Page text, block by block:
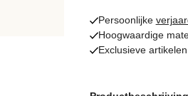
Persoonlijke
Hoogwaardige
Exclusieve artikelen